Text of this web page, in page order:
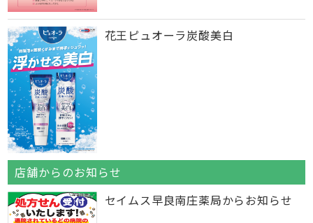
花王ピュオーラ炭酸美白
店舗からのお知らせ
セイムス早良南庄薬局からお知らせ